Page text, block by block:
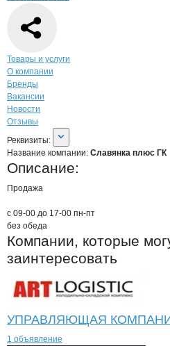
Навигация по
Товары и услуги
О компании
Бренды
Вакансии
Новости
Отзывы
О компании
Реквизиты
Реквизиты:
Название компании: Славянка плюс ГК
Описание:
Продажа
с 09-00 до 17-00 пн-пт
без обеда
Компании, которые
заинтересовать
УПРАВЛЯЮЩАЯ
1 объявление